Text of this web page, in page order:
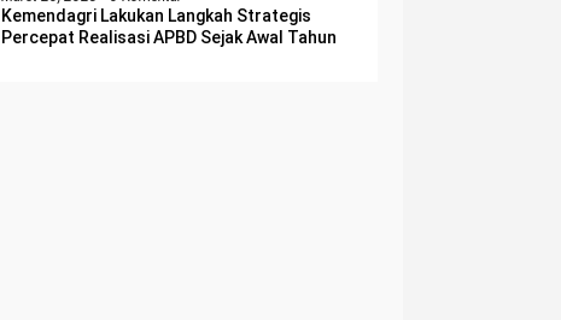
Kemendagri Lakukan Langkah Strategis
Percepat Realisasi APBD Sejak Awal Tahun